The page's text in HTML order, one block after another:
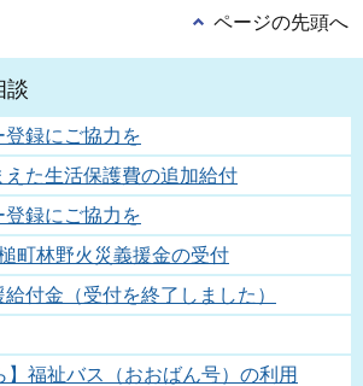
ページの先頭へ
談
録にご協力を
た生活保護費の追加給付
録にご協力を
町林野火災義援金の受付
付金（受付を終了しました）
】福祉バス（おおばん号）の利用